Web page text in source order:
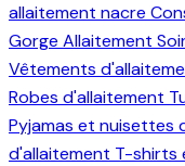
allaitement nacre
Gorge Allaitement
Vêtements
Robes d'allaitement
Pyjamas et nuisettes
d'allaitement T-shirts